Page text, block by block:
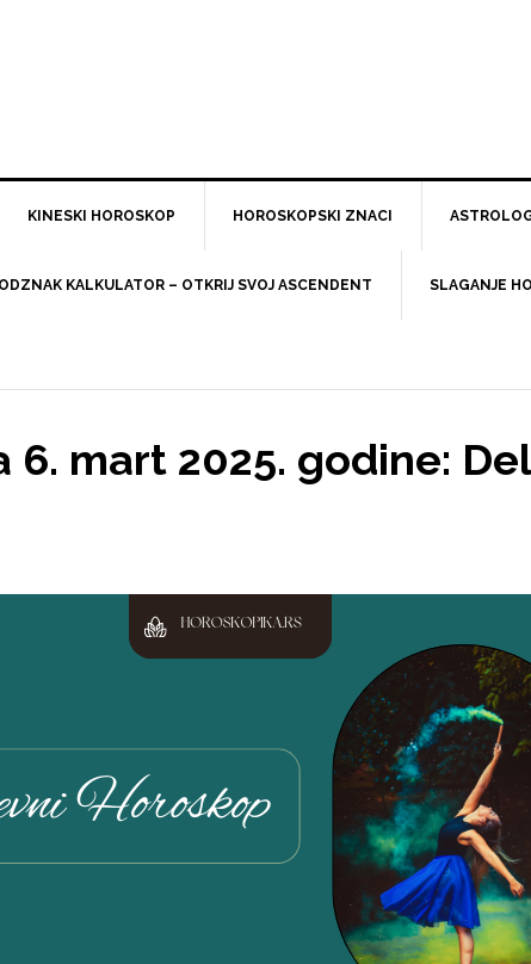
KINESKI HOROSKOP HOROSKOPSKI ZNACI
KALKULATOR – OTKRIJ SVOJ ASCENDENT SLAGANJE
6. mart 2025. godine: